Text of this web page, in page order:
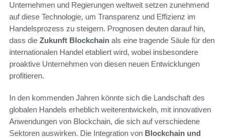
Unternehmen und Regierungen weltweit setzen zunehmend
auf diese Technologie, um Transparenz und Effizienz im
Handelsprozess zu steigern. Prognosen deuten darauf hin,
dass die Zukunft Blockchain als eine tragende Säule für den
internationalen Handel etabliert wird, wobei insbesondere
proaktive Unternehmen von diesen neuen Entwicklungen
profitieren.
In den kommenden Jahren könnte sich die Landschaft des
globalen Handels erheblich weiterentwickeln, mit innovativen
Anwendungen von Blockchain, die sich auf verschiedene
Sektoren auswirken. Die Integration von Blockchain und